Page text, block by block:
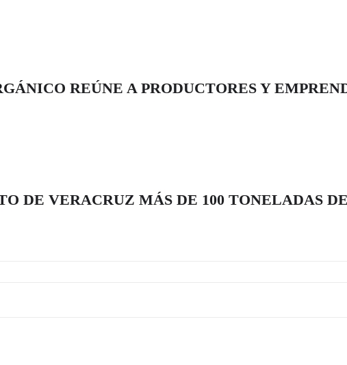
REÚNE A PRODUCTORES Y
DE VERACRUZ MÁS DE 100 TONELADAS